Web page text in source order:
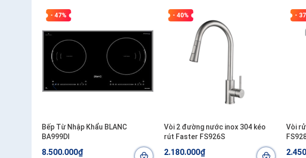
- 47%
Bếp Từ Nhập Khẩu BLANC
BA999DI
8.500.000₫
- 40%
Vòi 2 đường nước inox 304 kéo
rút Faster FS926S
2.180.000₫
-
Vòi